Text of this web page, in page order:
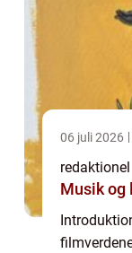
06 juli 2026
redaktionel
Musik og